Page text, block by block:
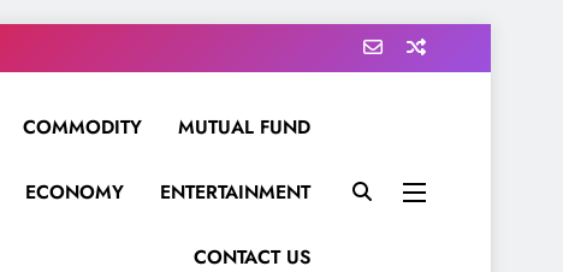
COMMODITY MUTUAL FUND
ECONOMY ENTERTAINMENT
CONTACT US